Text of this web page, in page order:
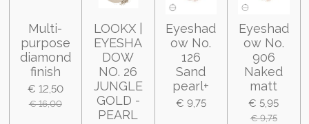
Multi-
purpose
diamond
finish
€ 12,50
€ 16,00
LOOKX |
EYESHA
DOW
NO. 26
JUNGLE
GOLD -
PEARL
Eyeshad
ow No.
126
Sand
pearl+
€ 9,75
Eyeshad
ow No.
906
Naked
matt
€ 5,95
€ 9,75